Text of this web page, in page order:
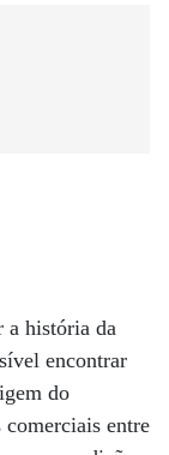
a história da
encontrar
do
entre